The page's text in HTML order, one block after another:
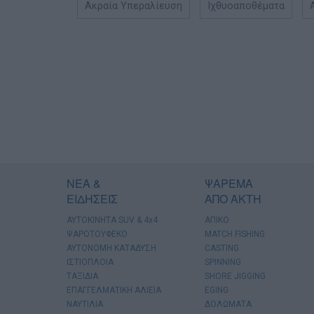
Ακραία Υπεραλίευση Ιχθυοαποθέματα
ΝΕΑ &
ΕΙΔΗΣΕΙΣ
AYTOKINHTA SUV & 4x4
ΨΑΡΟΤΟΥΦΕΚΟ
ΑΥΤΟΝΟΜΗ ΚΑΤΑΔΥΣΗ
ΙΣΤΙΟΠΛΟΙΑ
ΤΑΞΙΔΙΑ
ΕΠΑΓΓΕΛΜΑΤΙΚΗ ΑΛΙΕΙΑ
ΝΑΥΤΙΛΙΑ
ΨΑΡΕΜΑ
ΑΠΟ ΑΚΤΗ
ΑΠΙΚΟ
MATCH FISHING
CASTING
SPINNING
SHORE JIGGING
EGING
ΔΟΛΩΜΑΤΑ